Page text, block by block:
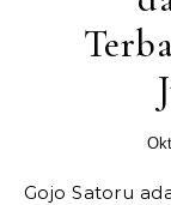
Gojo Satoru adalah salah satu karakter paling ikonik